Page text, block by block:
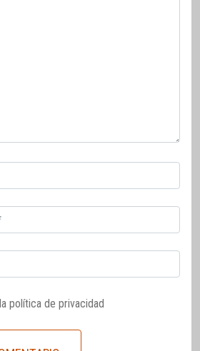
política de privacidad